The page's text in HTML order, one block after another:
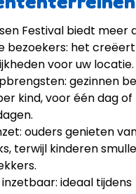
Festival biedt meer
bezoekers: het
voor uw locatie.
gezinnen
kind, voor één dag of
ouders genieten
terwijl kinderen
ideaal tijdens